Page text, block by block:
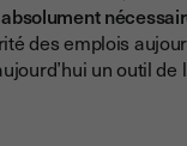
absolument
des emplois
un outil